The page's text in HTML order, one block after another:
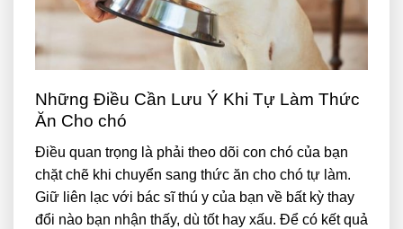
Những Điều Cần Lưu Ý Khi Tự Làm Thức
Ăn Cho chó
Điều quan trọng là phải theo dõi con chó của bạn
chặt chẽ khi chuyển sang thức ăn cho chó tự làm.
Giữ liên lạc với bác sĩ thú y của bạn về bất kỳ thay
đổi nào bạn nhận thấy, dù tốt hay xấu. Để có kết quả